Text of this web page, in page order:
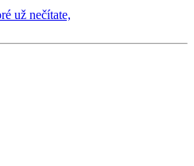
už nečítate,